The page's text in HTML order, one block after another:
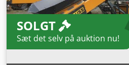
Raupeunderstel længde: 2.500
Perkins dieselmotor: 37 kW
OPLYSNINGER - Kabel-
Hovedstykke hydraulisk
SOLGT
Sæt det selv på auktion nu!